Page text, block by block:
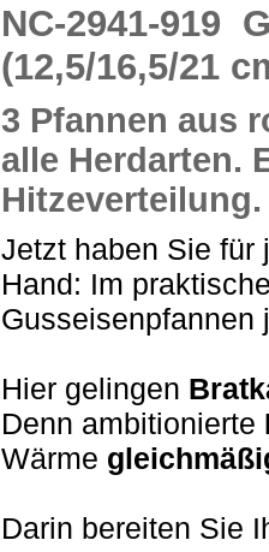
NC-2941-919
(12,5/16,5/21
3 Pfannen aus
alle Herdarten.
Hitzeverteilung.
Jetzt haben Sie
Hand: Im
Hier gelingen
Denn ambitionierte
Wärme
Darin bereiten Sie